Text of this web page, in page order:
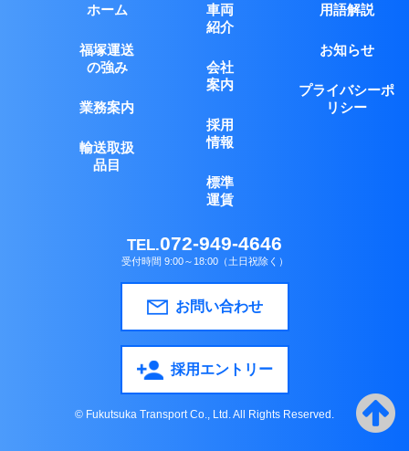
ホーム
福塚運送
の強み
業務案内
輸送取扱
品目
車両
紹介
会社
案内
採用
情報
標準
運賃
用語解説
お知らせ
プライバシーポ
リシー
TEL.072-949-4646
受付時間 9:00～18:00（土日祝除く）
お問い合わせ
採用エントリー
© Fukutsuka Transport Co., Ltd. All Rights Reserved.